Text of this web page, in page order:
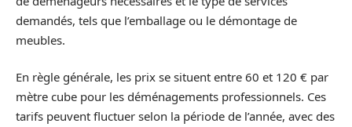
demandés, tels que l’emballage ou le démontage de
meubles.
En règle générale, les prix se situent entre 60 et 120 € par
mètre cube pour les déménagements professionnels. Ces
tarifs peuvent fluctuer selon la période de l’année, avec des